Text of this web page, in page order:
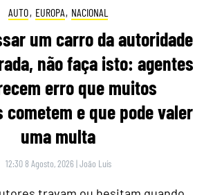
AUTO, EUROPA, NACIONAL
um carro da autoridade
não faça isto: agentes
erro que muitos
cometem e que pode valer
uma multa
12:30 8 Agosto, 2026 |João Luís